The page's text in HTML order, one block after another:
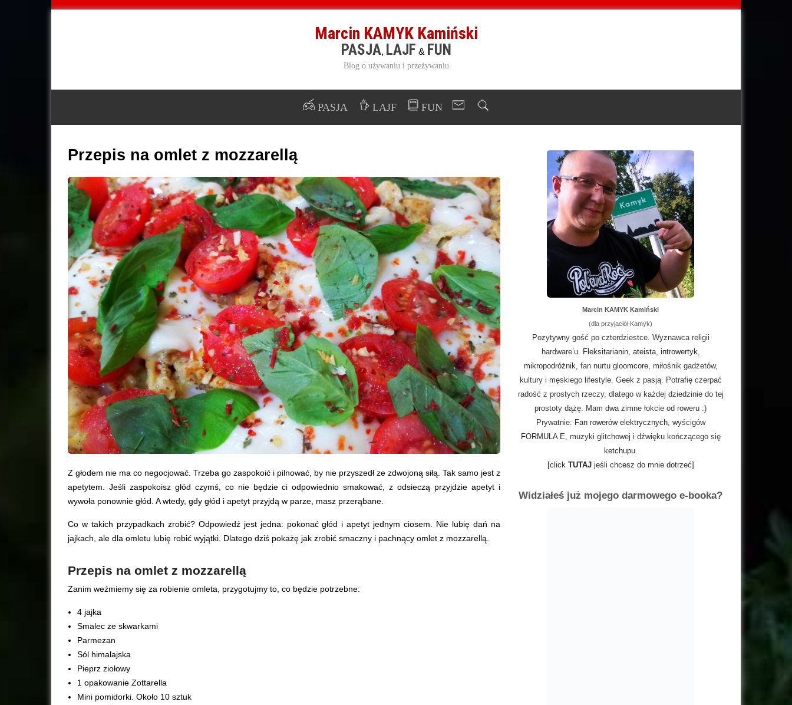
Marcin KAMYK Kamiński
PASJA, LAJF & FUN
Blog o używaniu i przeżywaniu
PASJA LAJF FUN
Przepis na omlet z mozzarellą
Z głodem nie ma co negocjować. Trzeba go zaspokoić i pilnować, by nie przyszedł ze zdwojoną siłą. Tak samo jest z
apetytem. Jeśli zaspokoisz głód czymś, co nie będzie ci odpowiednio smakować, z odsieczą przyjdzie apetyt i
wywoła ponownie głód. A wtedy, gdy głód i apetyt przyjdą w parze, masz przerąbane.
Co w takich przypadkach zrobić? Odpowiedź jest jedna: pokonać głód i apetyt jednym ciosem. Nie lubię dań na
jajkach, ale dla omletu lubię robić wyjątki. Dlatego dziś pokażę jak zrobić smaczny i pachnący omlet z mozzarellą.
Przepis na omlet z mozzarellą
Zanim weźmiemy się za robienie omleta, przygotujmy to, co będzie potrzebne:
4 jajka
Smalec ze skwarkami
Parmezan
Sól himalajska
Pieprz ziołowy
1 opakowanie Zottarella
Mini pomidorki. Około 10 sztuk
Marcin KAMYK Kamiński
(dla przyjaciół Kamyk)
Pozytywny gość po czterdziestce. Wyznawca religii
hardware’u. Fleksitarianin, ateista, introwertyk,
mikropodróżnik, fan nurtu gloomcore, miłośnik gadżetów,
kultury i męskiego lifestyle. Geek z pasją. Potrafię czerpać
radość z prostych rzeczy, dlatego w każdej dziedzinie do tej
prostoty dążę. Mam dwa zimne łokcie od roweru :)
Prywatnie: Fan rowerów elektrycznych, wyścigów
FORMULA E, muzyki glitchowej i dźwięku kończącego się
ketchupu.
[click TUTAJjeśli chcesz do mnie dotrzeć]
Widziałeś już mojego darmowego e-booka?